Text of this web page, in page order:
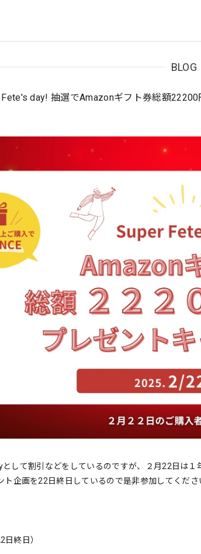
BLOG
day! 抽選でAmazonギフト券総額22200
して割引などをしているのですが、２月22日は１
ト企画を22日終日しているので是非参加してくださ
日終日）